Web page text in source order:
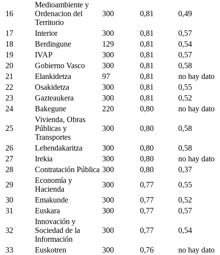
16
Medioambiente y
Ordenacion del
Territorio
300 0,81 0,49
17 Interior 300 0,81
0,57
18
Berdingune 129 0,81
0,54
19
IVAP 300 0,81
0,57
20
Gobierno Vasco 300 0,81
0,58
21
Elankidetza 97 0,81
no hay dato
22
Osakidetza 300 0,81
0,55
23
Gazteaukera 300 0,81
0,52
24
Bakegune 220 0,80 no hay dato
25
Vivienda, Obras
Públicas y
Transportes
300 0,80 0,58
26 Lehendakaritza 300 0,80
0,58
27
Irekia 300 0,80
no hay dato
28
Contratación Pública 300 0,80
0,37
29
Economía y
Hacienda
300 0,77
0,55
30
Emakunde 300 0,77
0,52
31
Euskara 300 0,77 0,57
32
Innovación y
Sociedad de la
Información
300 0,77 0,54
33 Euskotren 300 0,76
no hay dato